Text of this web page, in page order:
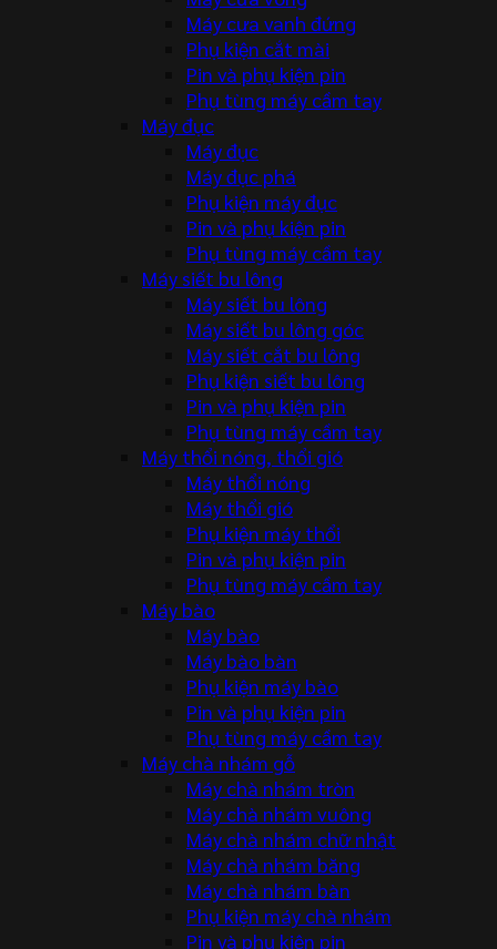
Máy cưa vanh đứng
Phụ kiện cắt mài
Pin và phụ kiện pin
Phụ tùng máy cầm tay
Máy đục
Máy đục
Máy đục phá
Phụ kiện máy đục
Pin và phụ kiện pin
Phụ tùng máy cầm tay
Máy siết bu lông
Máy siết bu lông
Máy siết bu lông góc
Máy siết cắt bu lông
Phụ kiện siết bu lông
Pin và phụ kiện pin
Phụ tùng máy cầm tay
Máy thổi nóng, thổi gió
Máy thổi nóng
Máy thổi gió
Phụ kiện máy thổi
Pin và phụ kiện pin
Phụ tùng máy cầm tay
Máy bào
Máy bào
Máy bào bàn
Phụ kiện máy bào
Pin và phụ kiện pin
Phụ tùng máy cầm tay
Máy chà nhám gỗ
Máy chà nhám tròn
Máy chà nhám vuông
Máy chà nhám chữ nhật
Máy chà nhám băng
Máy chà nhám bàn
Phụ kiện máy chà nhám
Pin và phụ kiện pin